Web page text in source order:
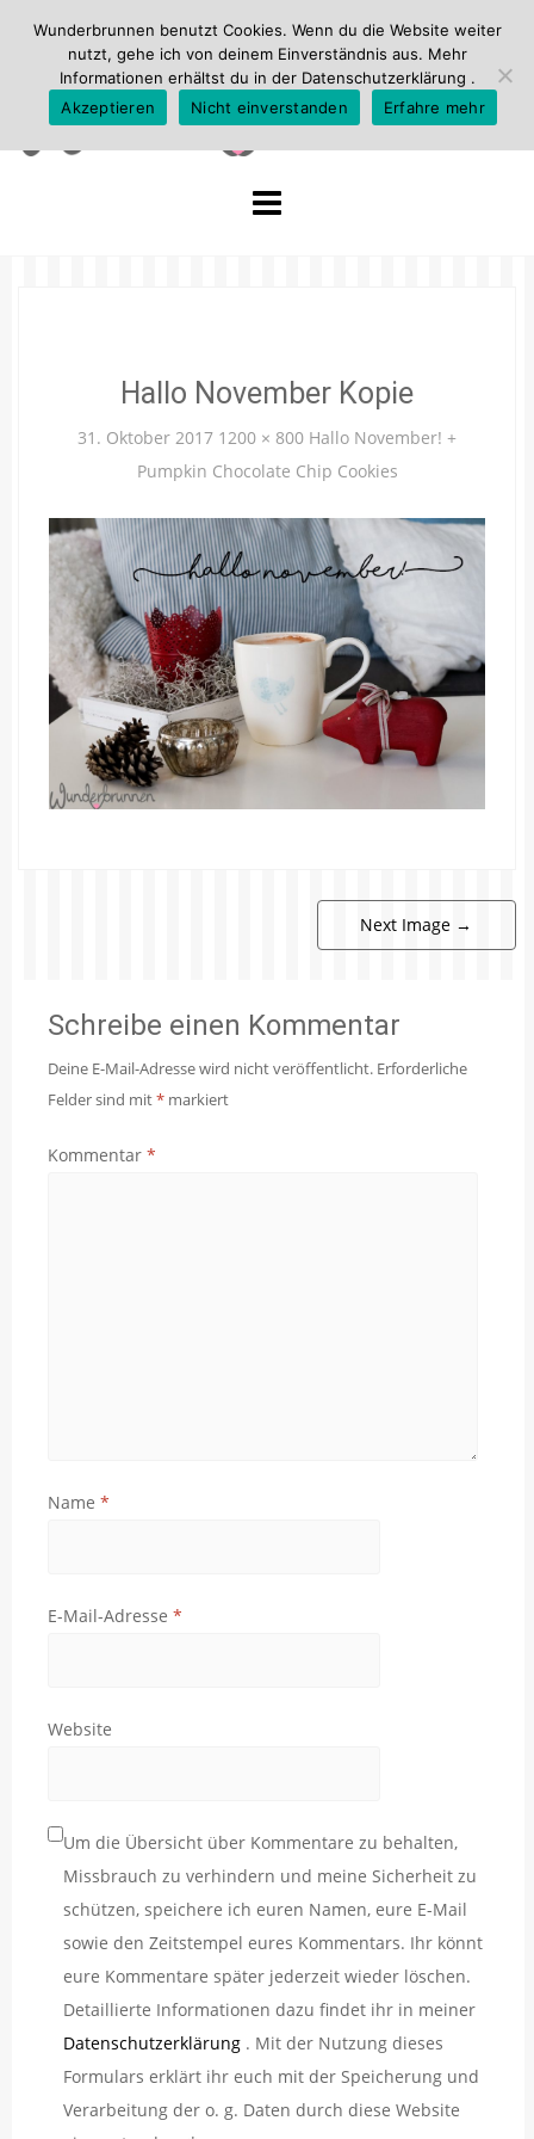
Hallo November Kopie
31. Oktober 2017 1200 × 800 Hallo November! +
Pumpkin Chocolate Chip Cookies
Next Image →
Schreibe einen Kommentar
Deine E-Mail-Adresse wird nicht veröffentlicht. Erforderliche
Felder sind mit* markiert
Kommentar *
Name *
E-Mail-Adresse *
Website
Um die Übersicht über Kommentare zu behalten,
Missbrauch zu verhindern und meine Sicherheit zu
schützen, speichere ich euren Namen, eure E-Mail
sowie den Zeitstempel eures Kommentars. Ihr könnt
eure Kommentare später jederzeit wieder löschen.
Detaillierte Informationen dazu findet ihr in meiner
Datenschutzerklärung . Mit der Nutzung dieses
Formulars erklärt ihr euch mit der Speicherung und
Verarbeitung der o. g. Daten durch diese Website
Wunderbrunnen benutzt Cookies. Wenn du die Website weiter
nutzt, gehe ich von deinem Einverständnis aus. Mehr
Informationen erhältst du in der Datenschutzerklärung .
Akzeptieren
Nicht einverstanden Erfahre mehr